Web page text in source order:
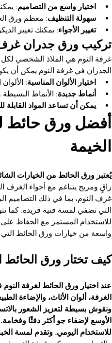
اختيار واسع من التصاميم:
سهولة التنظيف: معظم ورق
تغيير الأجواء: يمكنك تغيير
تركيب ورق جدران غرف
غرفة النوم هي الملاذ الشخصي
الجدران في غرفة النوم يمكن أن
اختيار الألوان المناسبة:
أنماط جديدة: الأنماط
يمكن أن تساعد المواد
أفضل ورق حائط
الخيمة
يُعتبر ورق الحائط من الخيارات
راقٍ ومريح يتناغم مع أجواء الغرف
غرف النوم، بما في ذلك التصاميم
التي تضفي لمسة فنية فريدة. كما
للاستخدام المستمر مع الحفاظ
واسعة من خيارات ورق الحائط
كيف تختار ورق الحائط
عند اختيار ورق الحائط لغرفة
الغرفة، ألوان الأثاث، والإضاءة
ونقوش بسيطة لتعزيز الشعور
الأوسع لإضفاء جو أكثر دفئًا
للاستخدام اليومي. وتقدم لمسة